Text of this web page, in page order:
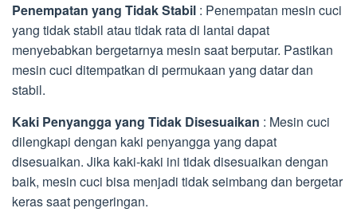
Penempatan yang Tidak Stabil : Penempatan mesin cuci
yang tidak stabil atau tidak rata di lantai dapat
menyebabkan bergetarnya mesin saat berputar. Pastikan
mesin cuci ditempatkan di permukaan yang datar dan
stabil.
Kaki Penyangga yang Tidak Disesuaikan : Mesin cuci
dilengkapi dengan kaki penyangga yang dapat
disesuaikan. Jika kaki-kaki ini tidak disesuaikan dengan
baik, mesin cuci bisa menjadi tidak seimbang dan bergetar
keras saat pengeringan.